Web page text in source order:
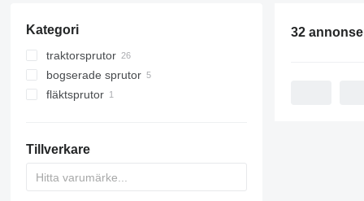
Kategori
traktorsprutor
bogserade sprutor
fläktsprutor
Tillverkare
32